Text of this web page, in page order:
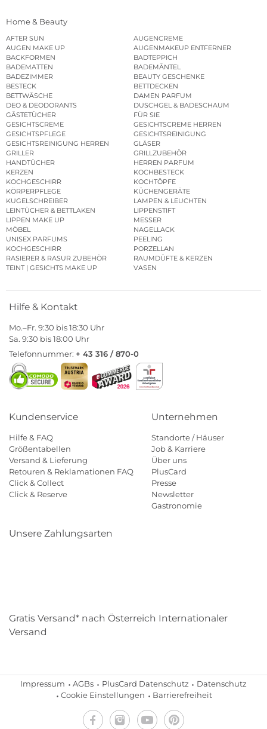
Home & Beauty
AFTER SUN
AUGENCREME
AUGEN MAKE UP
AUGENMAKEUP ENTFERNER
BACKFORMEN
BADTEPPICH
BADEMATTEN
BADEMÄNTEL
BADEZIMMER
BEAUTY GESCHENKE
BESTECK
BETTDECKEN
BETTWÄSCHE
DAMEN PARFUM
DEO & DEODORANTS
DUSCHGEL & BADESCHAUM
GÄSTETÜCHER
FÜR SIE
GESICHTSCREME
GESICHTSCREME HERREN
GESICHTSPFLEGE
GESICHTSREINIGUNG
GESICHTSREINIGUNG HERREN
GLÄSER
GRILLER
GRILLZUBEHÖR
HANDTÜCHER
HERREN PARFUM
KERZEN
KOCHBESTECK
KOCHGESCHIRR
KOCHTÖPFE
KÖRPERPFLEGE
KÜCHENGERÄTE
KUGELSCHREIBER
LAMPEN & LEUCHTEN
LEINTÜCHER & BETTLAKEN
LIPPENSTIFT
LIPPEN MAKE UP
MESSER
MÖBEL
NAGELLACK
UNISEX PARFUMS
PEELING
KOCHGESCHIRR
PORZELLAN
RASIERER & RASUR ZUBEHÖR
RAUMDÜFTE & KERZEN
TEINT | GESICHTS MAKE UP
VASEN
Hilfe & Kontakt
Mo.–Fr. 9:30 bis 18:30 Uhr
Sa. 9:30 bis 18:00 Uhr
Telefonnummer: + 43 316 / 870-0
Kundenservice
Hilfe & FAQ
Größentabellen
Versand & Lieferung
Retouren & Reklamationen FAQ
Click & Collect
Click & Reserve
Unternehmen
Standorte / Häuser
Job & Karriere
Über uns
PlusCard
Presse
Newsletter
Gastronomie
Unsere Zahlungsarten
Gratis Versand* nach Österreich Internationaler
Versand
Impressum AGBs PlusCard Datenschutz
Datenschutz
Cookie Einstellungen
Barrierefreiheit